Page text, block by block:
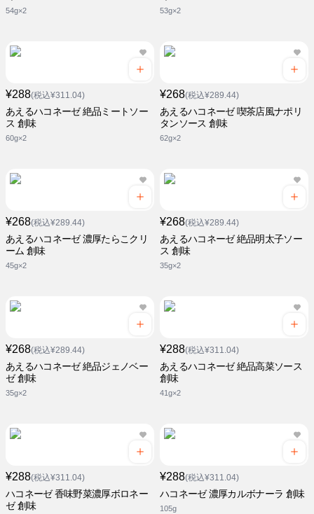
54g×2 53g×2
¥288(税込¥311.04)
あえるハコネーゼ 絶品ミートソー
ス 創味
60g×2
¥268(税込¥289.44)
あえるハコネーゼ 喫茶店風ナポリ
タンソース 創味
62g×2
¥268(税込¥289.44)
あえるハコネーゼ 濃厚たらこクリ
ーム 創味
45g×2
¥268(税込¥289.44)
あえるハコネーゼ 絶品明太子ソー
ス 創味
35g×2
¥268(税込¥289.44)
あえるハコネーゼ 絶品ジェノベー
ゼ 創味
35g×2
¥288(税込¥311.04)
あえるハコネーゼ 絶品高菜ソース
創味
41g×2
¥288(税込¥311.04)
ハコネーゼ 香味野菜濃厚ボロネー
ゼ 創味
¥288(税込¥311.04)
ハコネーゼ 濃厚カルボナーラ 創味
105g